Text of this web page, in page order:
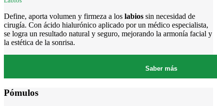
Define, aporta volumen y firmeza a los labios sin necesidad de
cirugía. Con ácido hialurónico aplicado por un médico especialista,
se logra un resultado natural y seguro, mejorando la armonía facial y
la estética de la sonrisa.
Saber más
Pómulos